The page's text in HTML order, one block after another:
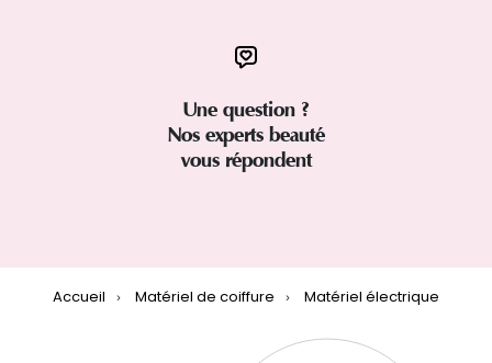
Une question ?
Nos experts beauté
vous répondent
Accueil Matériel de coiffure Matériel électrique